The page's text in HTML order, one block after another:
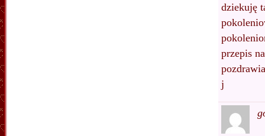
dziekuję
przepis
j